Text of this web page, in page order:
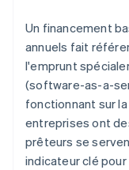
Un financement
annuels fait
l'emprunt
(software-as-a-
fonctionnant sur
entreprises ont
prêteurs se
indicateur clé